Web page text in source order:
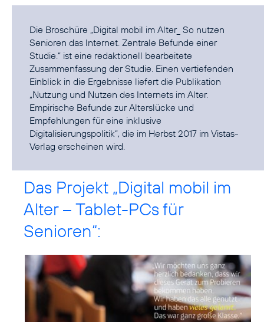
Die Broschüre „Digital mobil im Alter_ So nutzen
Senioren das Internet. Zentrale Befunde einer
Studie.“ ist eine redaktionell bearbeitete
Zusammenfassung der Studie. Einen vertiefenden
Einblick in die Ergebnisse liefert die Publikation
„Nutzung und Nutzen des Internets im Alter.
Empirische Befunde zur Alterslücke und
Empfehlungen für eine inklusive
Digitalisierungspolitik“, die im Herbst 2017 im Vistas-
Verlag erscheinen wird.
Das Projekt „Digital mobil im
Alter – Tablet-PCs für
Senioren“: